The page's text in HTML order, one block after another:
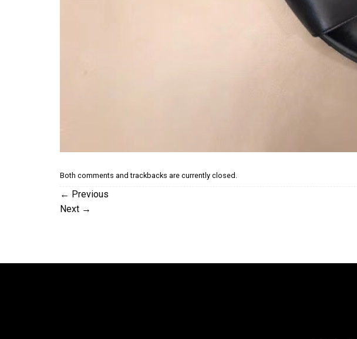
Both comments and trackbacks are currently closed.
← Previous
Next →